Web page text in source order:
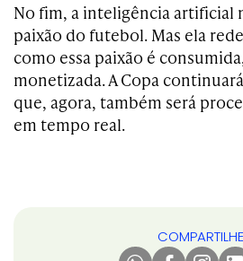
No fim, a inteligência artificial
paixão do futebol. Mas ela
como essa paixão é
monetizada. A Copa
que, agora, também será
em tempo real.